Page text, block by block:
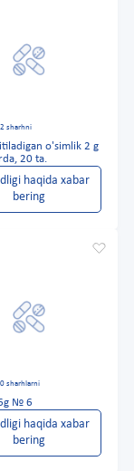
2 sharhni
o'simlik 2 g
20 ta.
haqida xabar
bering
0 sharhlarni
№ 6
haqida xabar
bering